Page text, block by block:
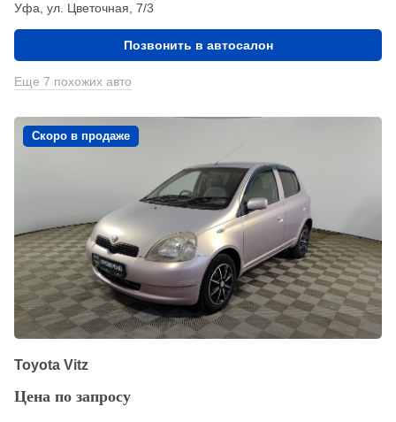
Уфа, ул. Цветочная, 7/3
Позвонить в автосалон
Еще 7 похожих авто
Скоро в продаже
Toyota Vitz
Цена по запросу